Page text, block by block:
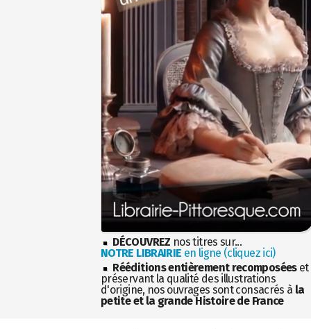
DÉCOUVREZ nos titres sur...
NOTRE LIBRAIRIE en ligne (cliquez ici)
Rééditions entièrement recomposéeset
préservant la qualité des illustrations
d'origine, nos ouvrages sont consacrés à la
petite et la grande Histoire de France